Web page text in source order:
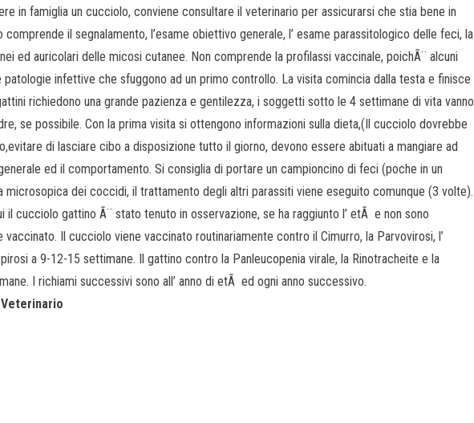
in famiglia un cucciolo, conviene consultare il veterinario per assicurarsi che stia bene in
il segnalamento, l’esame obiettivo generale, l’ esame parassitologico delle feci, la
ed auricolari delle micosi cutanee. Non comprende la profilassi vaccinale, poichÃ¨ alcuni
patologie infettive che sfuggono ad un primo controllo. La visita comincia dalla testa e finisce
richiedono una grande pazienza e gentilezza, i soggetti sotto le 4 settimane di vita vanno
se possibile. Con la prima visita si ottengono informazioni sulla dieta,(Il cucciolo dovrebbe
di lasciare cibo a disposizione tutto il giorno, devono essere abituati a mangiare ad
ed il comportamento. Si consiglia di portare un campioncino di feci (poche in un
microsopica dei coccidi, il trattamento degli altri parassiti viene eseguito comunque (3 volte).
il cucciolo gattino Ã¨ stato tenuto in osservazione, se ha raggiunto l’ etÃ e non sono
Il cucciolo viene vaccinato routinariamente contro il Cimurro, la Parvovirosi, l’
a 9-12-15 settimane. Il gattino contro la Panleucopenia virale, la Rinotracheite e la
I richiami successivi sono all’ anno di etÃ ed ogni anno successivo.